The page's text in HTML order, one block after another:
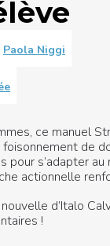
Paola Niggi
ce manuel
de
s’adapter
actionnelle
nouvelle d’Italo
!